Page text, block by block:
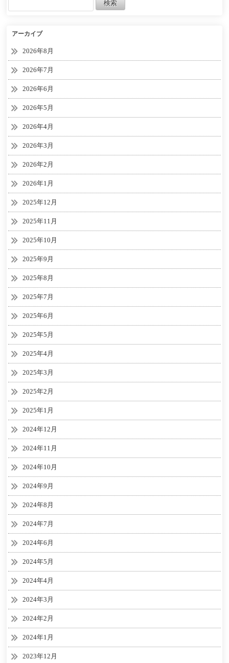
アーカイブ
2026年8月
2026年7月
2026年6月
2026年5月
2026年4月
2026年3月
2026年2月
2026年1月
2025年12月
2025年11月
2025年10月
2025年9月
2025年8月
2025年7月
2025年6月
2025年5月
2025年4月
2025年3月
2025年2月
2025年1月
2024年12月
2024年11月
2024年10月
2024年9月
2024年8月
2024年7月
2024年6月
2024年5月
2024年4月
2024年3月
2024年2月
2024年1月
2023年12月